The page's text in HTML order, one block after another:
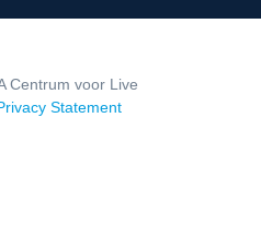
Centrum voor Live
Statement